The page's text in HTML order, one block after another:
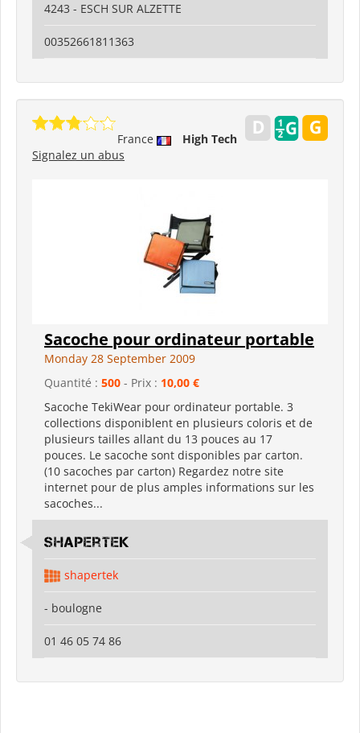
4243 - ESCH SUR ALZETTE
00352661811363
France
High Tech
Signalez un abus
Sacoche pour ordinateur portable
Monday 28 September 2009
Quantité : 500 - Prix : 10,00 €
Sacoche TekiWear pour ordinateur portable. 3
collections disponiblent en plusieurs coloris et de
plusieurs tailles allant du 13 pouces au 17
pouces. Le sacoche sont disponibles par carton.
(10 sacoches par carton) Regardez notre site
internet pour de plus amples informations sur les
sacoches...
Shapertek
shapertek
- boulogne
01 46 05 74 86